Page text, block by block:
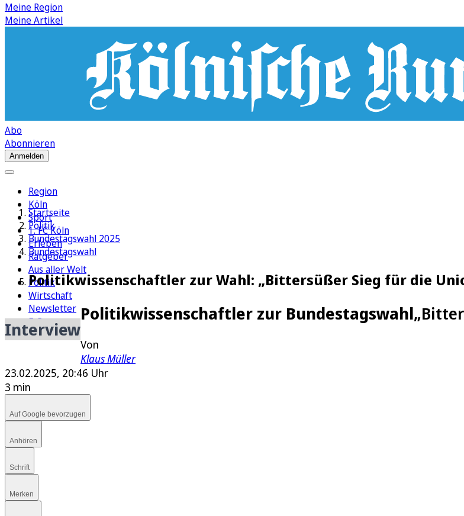
Meine Region
Meine Artikel
Abo
Abonnieren
Anmelden
Region
Köln
Sport
1. FC Köln
Erleben
Ratgeber
Aus aller Welt
Politik
Wirtschaft
Newsletter
E-Paper
Startseite
Politik
Bundestagswahl 2025
Bundestagswahl
Politikwissenschaftler zur Wahl: „Bittersüßer Sieg für die
Interview
Politikwissenschaftler zur Bundestagswahl
Von
Klaus Müller
23.02.2025, 20:46 Uhr
3 min
Auf Google bevorzugen
Anhören
Schrift
Merken